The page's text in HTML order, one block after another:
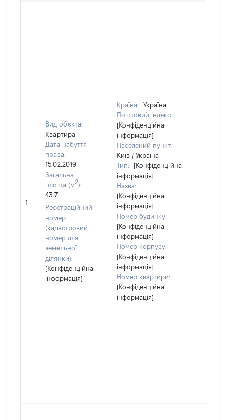
1
Вид об'єкта:
Квартира
Дата набуття
права:
15.02.2019
Загальна
площа (м2):
43.7
Реєстраційний
номер
(кадастровий
номер для
земельної
ділянки):
[Конфіденційна
інформація]
Країна:
Україна
Поштовий індекс:
[Конфіденційна
інформація]
Населений пункт:
Київ / Україна
Тип:
[Конфіденційна
інформація]
Назва:
[Конфіденційна
інформація]
Номер будинку:
[Конфіденційна
інформація]
Номер корпусу:
[Конфіденційна
інформація]
Номер квартири:
[Конфіденційна
інформація]